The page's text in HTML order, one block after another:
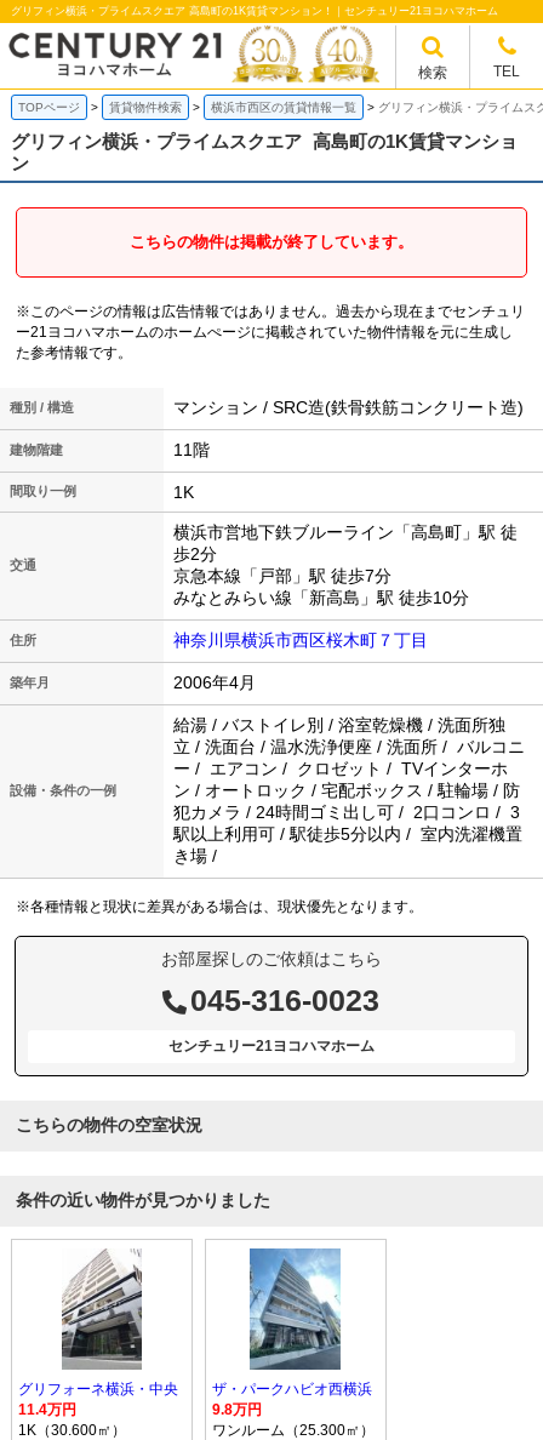
検索 TEL
グリフィン横浜・プライムスクエア 高島町の1K賃貸マンション！｜センチュリー21ヨコハマホーム
TOPページ 賃貸物件検索 横浜市西区の賃貸情報一覧 グリフィン横浜・プライムス
グリフィン横浜・プライムスクエア 高島町の1K賃貸マンショ
ン
こちらの物件は掲載が終了しています。
※このページの情報は広告情報ではありません。過去から現在までセンチュリ
ー21ヨコハマホームのホームぺージに掲載されていた物件情報を元に生成し
た参考情報です。
種別 / 構造 マンション / SRC造(鉄骨鉄筋コンクリート造)
建物階建 11階
間取り一例 1K
交通
横浜市営地下鉄ブルーライン「高島町」駅 徒
歩2分
京急本線「戸部」駅 徒歩7分
みなとみらい線「新高島」駅 徒歩10分
住所 神奈川県横浜市西区桜木町７丁目
築年月 2006年4月
設備・条件の一例
給湯 / バストイレ別 / 浴室乾燥機 / 洗面所独
立 / 洗面台 / 温水洗浄便座 / 洗面所 / バルコニ
ー / エアコン / クロゼット / TVインターホ
ン / オートロック / 宅配ボックス / 駐輪場 / 防
犯カメラ / 24時間ゴミ出し可 / 2口コンロ / 3
駅以上利用可 / 駅徒歩5分以内 / 室内洗濯機置
き場 /
※各種情報と現状に差異がある場合は、現状優先となります。
お部屋探しのご依頼はこちら
045-316-0023
センチュリー21ヨコハマホーム
こちらの物件の空室状況
条件の近い物件が見つかりました
グリフォーネ横浜・中央
11.4万円
1K（30.600㎡）
ザ・パークハビオ西横浜
9.8万円
ワンルーム（25.300㎡）